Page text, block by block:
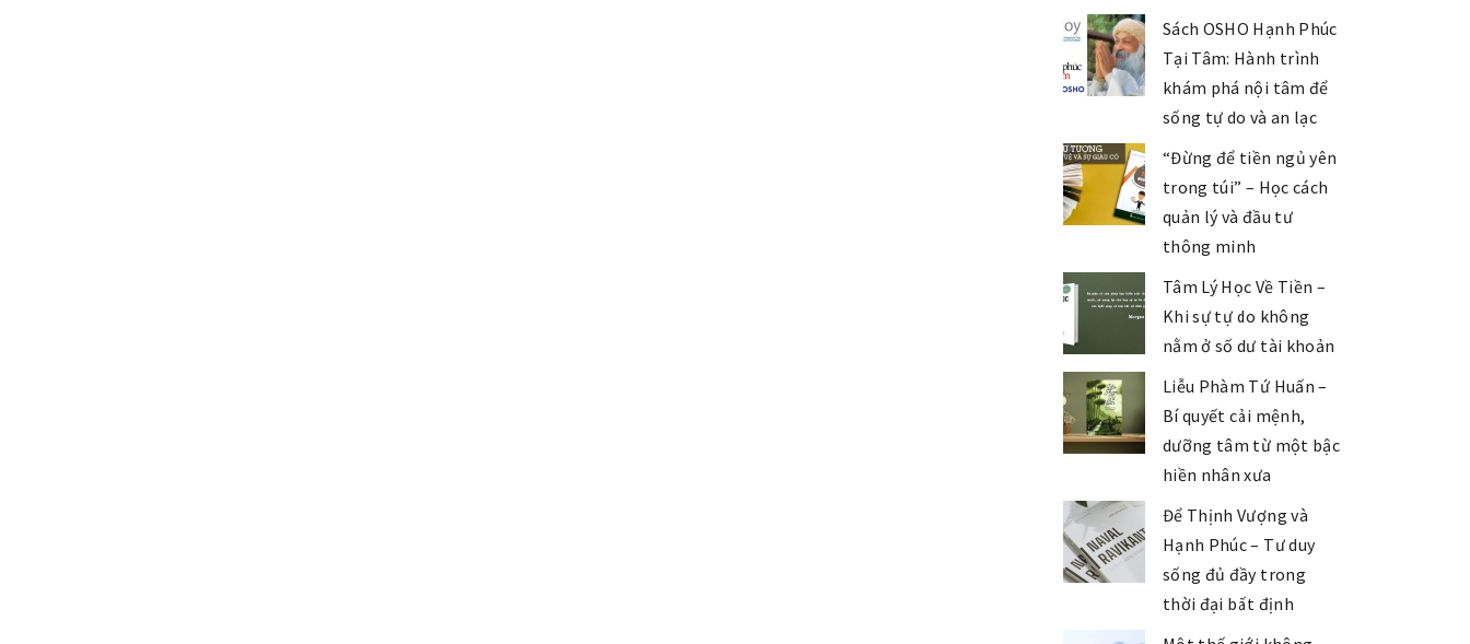
Sách OSHO Hạnh Phúc
Tại Tâm: Hành trình
khám phá nội tâm để
sống tự do và an lạc
“Đừng để tiền ngủ yên
trong túi” – Học cách
quản lý và đầu tư
thông minh
Tâm Lý Học Về Tiền –
Khi sự tự do không
nằm ở số dư tài khoản
Liễu Phàm Tứ Huấn –
Bí quyết cải mệnh,
dưỡng tâm từ một bậc
hiền nhân xưa
Để Thịnh Vượng và
Hạnh Phúc – Tư duy
sống đủ đầy trong
thời đại bất định